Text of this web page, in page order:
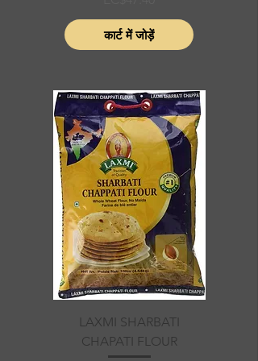
कार्ट में जोड़ें
LAXMI SHARBATI
CHAPATI FLOUR